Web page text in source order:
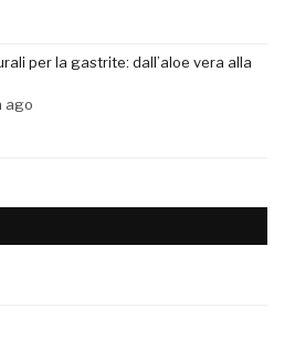
per la gastrite: dall’aloe vera alla
ago